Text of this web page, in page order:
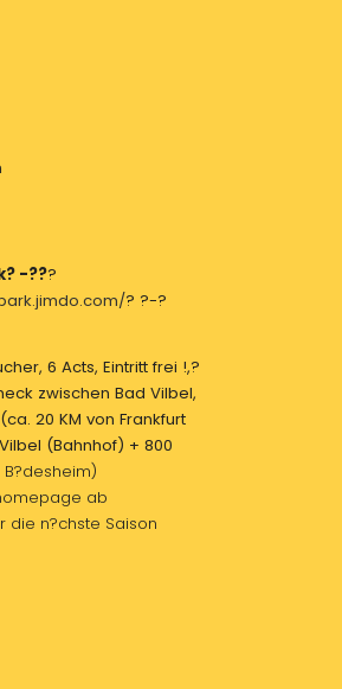
-???
? ?-?
6 Acts, Eintritt frei !,?
zwischen Bad Vilbel,
20 KM von Frankfurt
(Bahnhof) + 800
B?desheim)
ab
die n?chste Saison